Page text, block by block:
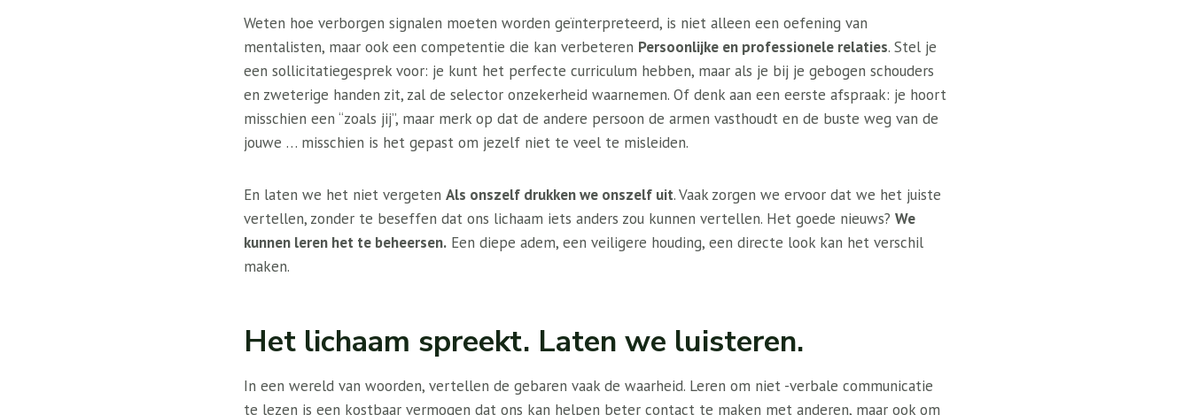
Weten hoe verborgen signalen moeten worden geïnterpreteerd, is niet alleen een oefening van
mentalisten, maar ook een competentie die kan verbeteren Persoonlijke en professionele relaties. Stel je
een sollicitatiegesprek voor: je kunt het perfecte curriculum hebben, maar als je bij je gebogen schouders
en zweterige handen zit, zal de selector onzekerheid waarnemen. Of denk aan een eerste afspraak: je hoort
misschien een “zoals jij”, maar merk op dat de andere persoon de armen vasthoudt en de buste weg van de
jouwe … misschien is het gepast om jezelf niet te veel te misleiden.
En laten we het niet vergeten Als onszelf drukken we onszelf uit. Vaak zorgen we ervoor dat we het juiste
vertellen, zonder te beseffen dat ons lichaam iets anders zou kunnen vertellen. Het goede nieuws? We
kunnen leren het te beheersen. Een diepe adem, een veiligere houding, een directe look kan het verschil
maken.
Het lichaam spreekt. Laten we luisteren.
In een wereld van woorden, vertellen de gebaren vaak de waarheid. Leren om niet -verbale communicatie
te lezen is een kostbaar vermogen dat ons kan helpen beter contact te maken met anderen, maar ook om